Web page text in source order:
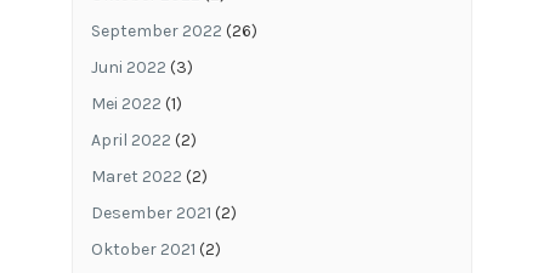
September 2022 (26)
Juni 2022 (3)
Mei 2022 (1)
April 2022 (2)
Maret 2022 (2)
Desember 2021 (2)
Oktober 2021 (2)